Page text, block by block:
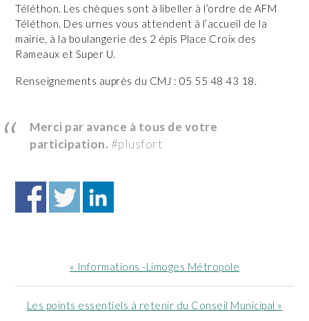
Téléthon. Les chèques sont à libeller à l’ordre de AFM
Téléthon. Des urnes vous attendent à l’accueil de la
mairie, à la boulangerie des 2 épis Place Croix des
Rameaux et Super U.
Renseignements auprès du CMJ : 05 55 48 43 18.
Merci par avance à tous de votre
participation. #plusfort
Article
précédent
:
« Informations -Limoges Métropole
Article
Les points essentiels à retenir du Conseil Municipal »